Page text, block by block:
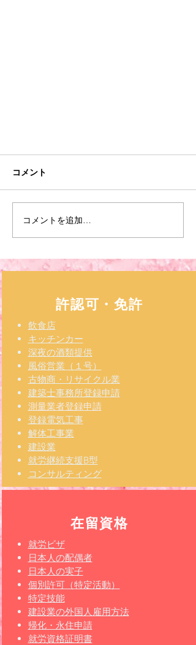
コメント
コメントを追加…
許認可・免許
飲食店
​キッチンカー
深夜の酒類提供
風俗営業（１号）
古物商・リサイクル業
建築士事務所登録申請
測量業者登録申請
登録電気工事
解体工事業
建設業
​就労継続支援B型
コンサルティング
在留資格
就労ビザ
日本人の配偶者
日本人の実子
個別許可（特定活動）
特定技能
​​建設業の外国人雇用方法
帰化・永住申請
就労資格証明書